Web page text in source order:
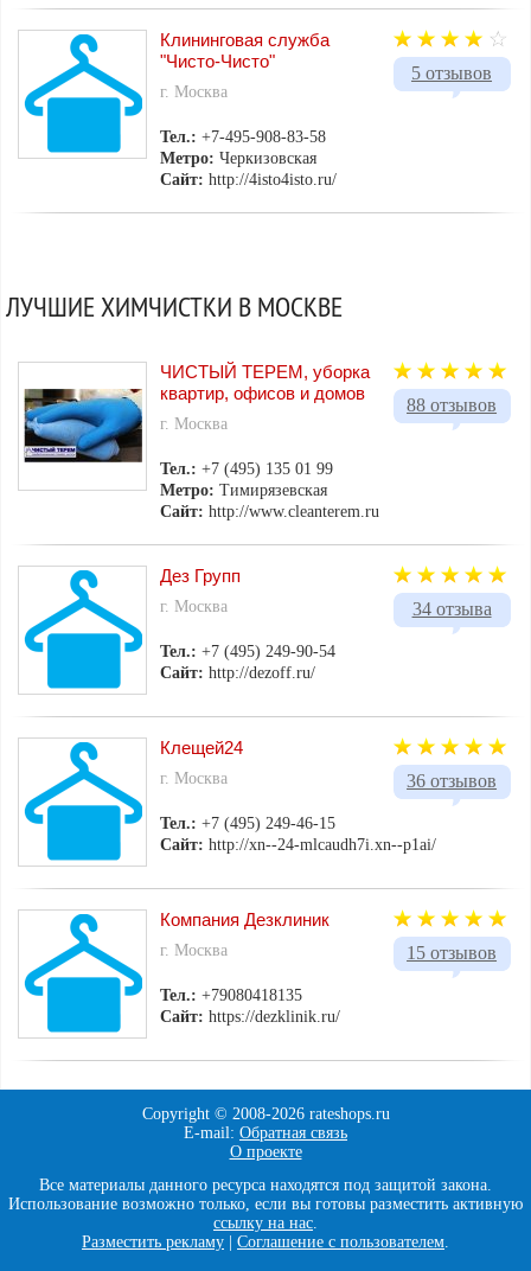
5 отзывов
Клининговая служба
"Чисто-Чисто"
г. Москва
Тел.:+7-495-908-83-58
Метро:Черкизовская
Сайт: http://4isto4isto.ru/
ЛУЧШИЕ ХИМЧИСТКИ В МОСКВЕ
88 отзывов
ЧИСТЫЙ ТЕРЕМ, уборка
квартир, офисов и домов
г. Москва
Тел.:+7 (495) 135 01 99
Метро:Тимирязевская
Сайт: http://www.cleanterem.ru
34 отзыва
Дез Групп
г. Москва
Тел.:+7 (495) 249-90-54
Сайт: http://dezoff.ru/
36 отзывов
Клещей24
г. Москва
Тел.:+7 (495) 249-46-15
Сайт: http://xn--24-mlcaudh7i.xn--p1ai/
15 отзывов
Компания Дезклиник
г. Москва
Тел.:+79080418135
Сайт: https://dezklinik.ru/
Copyright © 2008-2026 rateshops.ru
E-mail: Обратная связь
О проекте
Все материалы данного ресурса находятся под защитой закона.
Использование возможно только, если вы готовы разместить активную
ссылку на нас
Разместить рекламу | Соглашение с пользователем